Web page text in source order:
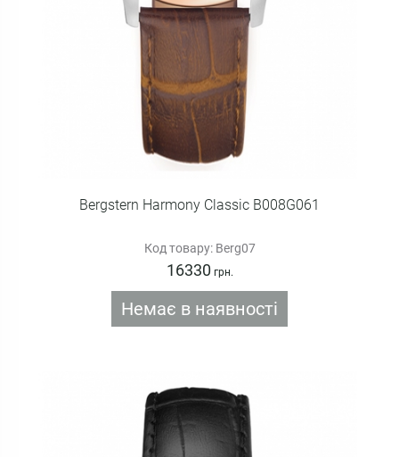
Bergstern Harmony Classic B008G061
Код товару: Berg07
16330 грн.
Немає в наявності